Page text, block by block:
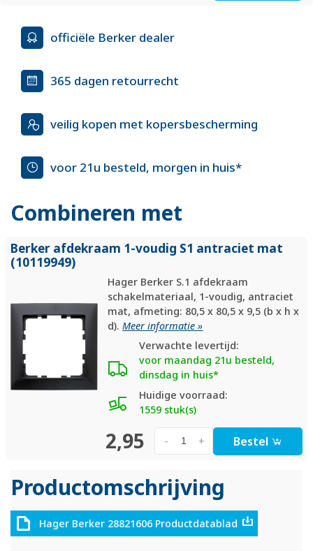
officiële Berker dealer
365 dagen retourrecht
veilig kopen met kopersbescherming
voor 21u besteld, morgen in huis*
Combineren met
Berker afdekraam 1-voudig S1 antraciet mat
(10119949)
Hager Berker S.1 afdekraam
schakelmateriaal, 1-voudig, antraciet
mat, afmeting: 80,5 x 80,5 x 9,5 (b x h x
d).Meer informatie »
Verwachte levertijd:
voor maandag 21u besteld,
dinsdag in huis*
Huidige voorraad:
1559 stuk(s)
2,95 +
- Bestel
Productomschrijving
Hager Berker 28821606 Productdatablad